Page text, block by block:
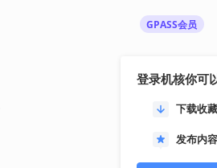
GPASS会员
登录机核你可
下载收
发布内